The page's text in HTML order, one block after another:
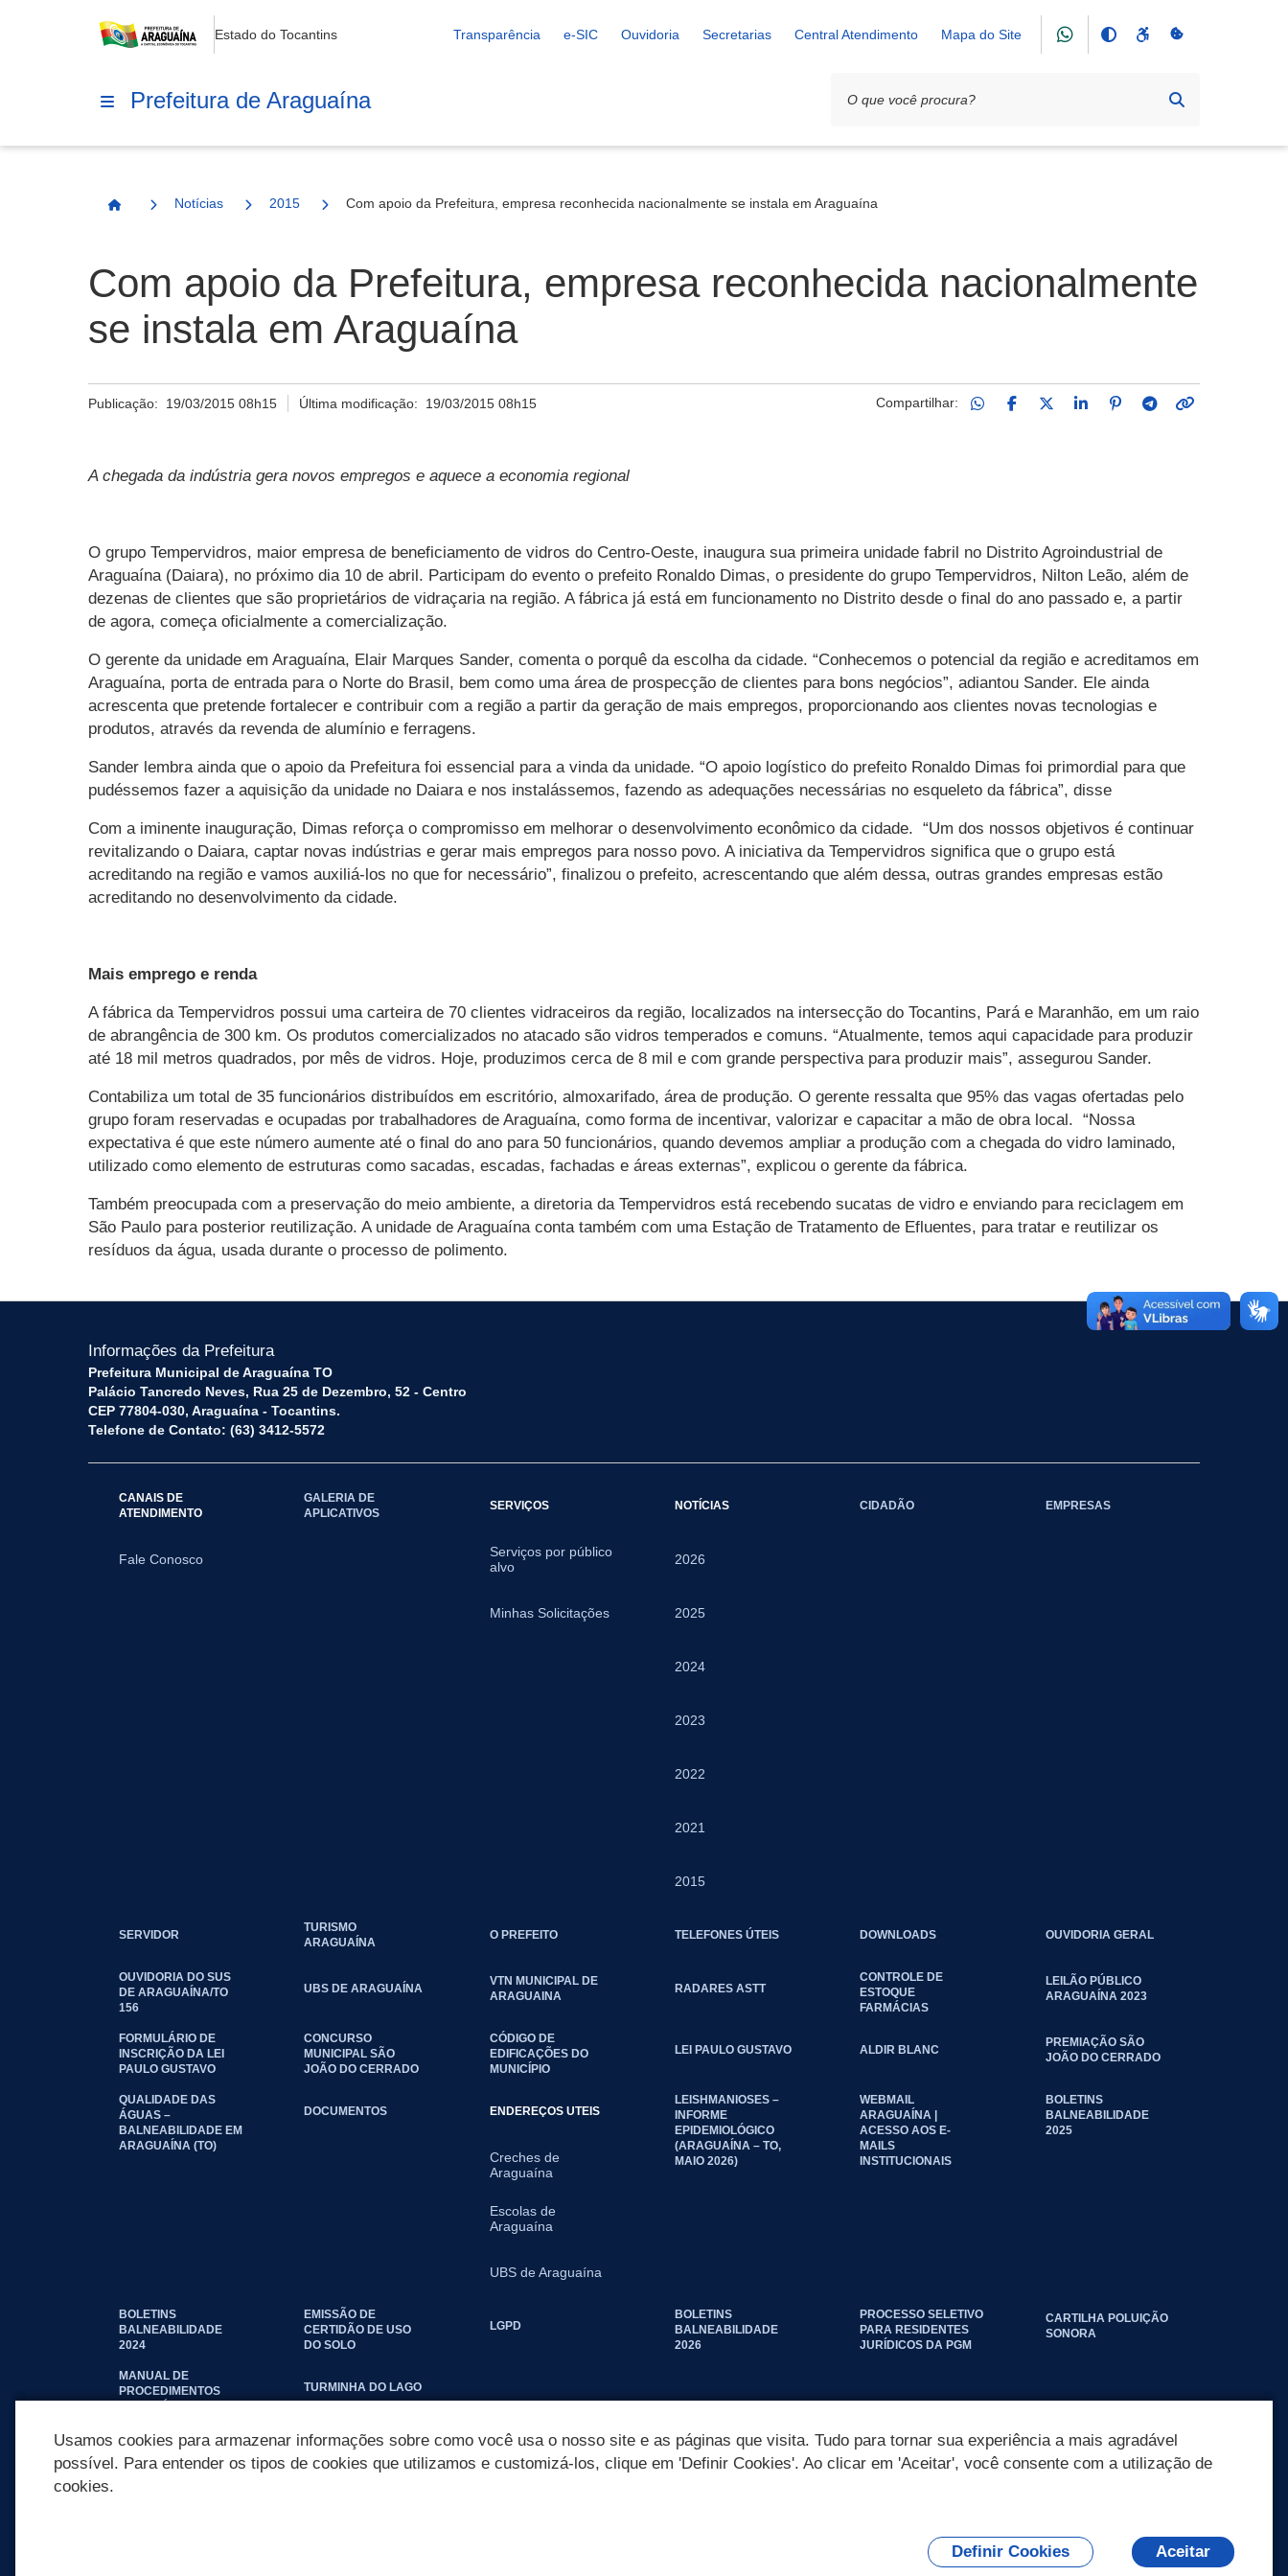
Estado do Tocantins Transparência e-SIC Ouvidoria Secretarias Central Atendimento Mapa do Site
Prefeitura de Araguaína
Página Inicial
Notícias 2015 Com apoio da Prefeitura, empresa reconhecida nacionalmente se instala em Araguaína
Com apoio da Prefeitura, empresa reconhecida nacionalmente
se instala em Araguaína
Publicação: 19/03/2015 08h15 Última modificação: 19/03/2015 08h15 Compartilhar:
A chegada da indústria gera novos empregos e aquece a economia regional
O grupo Tempervidros, maior empresa de beneficiamento de vidros do Centro-Oeste, inaugura sua primeira unidade fabril no Distrito Agroindustrial de
Araguaína (Daiara), no próximo dia 10 de abril. Participam do evento o prefeito Ronaldo Dimas, o presidente do grupo Tempervidros, Nilton Leão, além de
dezenas de clientes que são proprietários de vidraçaria na região. A fábrica já está em funcionamento no Distrito desde o final do ano passado e, a partir
de agora, começa oficialmente a comercialização.
O gerente da unidade em Araguaína, Elair Marques Sander, comenta o porquê da escolha da cidade. “Conhecemos o potencial da região e acreditamos em
Araguaína, porta de entrada para o Norte do Brasil, bem como uma área de prospecção de clientes para bons negócios”, adiantou Sander. Ele ainda
acrescenta que pretende fortalecer e contribuir com a região a partir da geração de mais empregos, proporcionando aos clientes novas tecnologias e
produtos, através da revenda de alumínio e ferragens.
Sander lembra ainda que o apoio da Prefeitura foi essencial para a vinda da unidade. “O apoio logístico do prefeito Ronaldo Dimas foi primordial para que
pudéssemos fazer a aquisição da unidade no Daiara e nos instalássemos, fazendo as adequações necessárias no esqueleto da fábrica”, disse
Com a iminente inauguração, Dimas reforça o compromisso em melhorar o desenvolvimento econômico da cidade. “Um dos nossos objetivos é continuar
revitalizando o Daiara, captar novas indústrias e gerar mais empregos para nosso povo. A iniciativa da Tempervidros significa que o grupo está
acreditando na região e vamos auxiliá-los no que for necessário”, finalizou o prefeito, acrescentando que além dessa, outras grandes empresas estão
acreditando no desenvolvimento da cidade.
Mais emprego e renda
A fábrica da Tempervidros possui uma carteira de 70 clientes vidraceiros da região, localizados na intersecção do Tocantins, Pará e Maranhão, em um raio
de abrangência de 300 km. Os produtos comercializados no atacado são vidros temperados e comuns. “Atualmente, temos aqui capacidade para produzir
até 18 mil metros quadrados, por mês de vidros. Hoje, produzimos cerca de 8 mil e com grande perspectiva para produzir mais”, assegurou Sander.
Contabiliza um total de 35 funcionários distribuídos em escritório, almoxarifado, área de produção. O gerente ressalta que 95% das vagas ofertadas pelo
grupo foram reservadas e ocupadas por trabalhadores de Araguaína, como forma de incentivar, valorizar e capacitar a mão de obra local. “Nossa
expectativa é que este número aumente até o final do ano para 50 funcionários, quando devemos ampliar a produção com a chegada do vidro laminado,
utilizado como elemento de estruturas como sacadas, escadas, fachadas e áreas externas”, explicou o gerente da fábrica.
Também preocupada com a preservação do meio ambiente, a diretoria da Tempervidros está recebendo sucatas de vidro e enviando para reciclagem em
São Paulo para posterior reutilização. A unidade de Araguaína conta também com uma Estação de Tratamento de Efluentes, para tratar e reutilizar os
resíduos da água, usada durante o processo de polimento.
Informações da Prefeitura
Prefeitura Municipal de Araguaína TO
Palácio Tancredo Neves, Rua 25 de Dezembro, 52 - Centro
CEP 77804-030, Araguaína - Tocantins.
Telefone de Contato: (63) 3412-5572
CANAIS DE
ATENDIMENTO
Fale Conosco
GALERIA DE
APLICATIVOS
SERVIÇOS
Serviços por público
alvo
Minhas Solicitações
NOTÍCIAS
2026
2025
2024
2023
2022
2021
2015
CIDADÃO EMPRESAS
SERVIDOR
TURISMO
ARAGUAÍNA
O PREFEITO TELEFONES ÚTEIS DOWNLOADS OUVIDORIA GERAL
OUVIDORIA DO SUS
DE ARAGUAÍNA/TO
156
UBS DE ARAGUAÍNA
VTN MUNICIPAL DE
ARAGUAINA
RADARES ASTT
CONTROLE DE
ESTOQUE
FARMÁCIAS
LEILÃO PÚBLICO
ARAGUAÍNA 2023
FORMULÁRIO DE
INSCRIÇÃO DA LEI
PAULO GUSTAVO
CONCURSO
MUNICIPAL SÃO
JOÃO DO CERRADO
CÓDIGO DE
EDIFICAÇÕES DO
MUNICÍPIO
LEI PAULO GUSTAVO ALDIR BLANC
PREMIAÇÃO SÃO
JOÃO DO CERRADO
QUALIDADE DAS
ÁGUAS –
BALNEABILIDADE EM
ARAGUAÍNA (TO)
DOCUMENTOS ENDEREÇOS UTEIS
Creches de
Araguaína
Escolas de
Araguaína
UBS de Araguaína
LEISHMANIOSES –
INFORME
EPIDEMIOLÓGICO
(ARAGUAÍNA – TO,
MAIO 2026)
WEBMAIL
ARAGUAÍNA |
ACESSO AOS E-
MAILS
INSTITUCIONAIS
BOLETINS
BALNEABILIDADE
2025
BOLETINS
BALNEABILIDADE
2024
EMISSÃO DE
CERTIDÃO DE USO
DO SOLO
LGPD
BOLETINS
BALNEABILIDADE
2026
PROCESSO SELETIVO
PARA RESIDENTES
JURÍDICOS DA PGM
CARTILHA POLUIÇÃO
SONORA
MANUAL DE
PROCEDIMENTOS
TURMINHA DO LAGO
Usamos cookies para armazenar informações sobre como você usa o nosso site e as páginas que visita. Tudo para tornar sua experiência a mais agradável
possível. Para entender os tipos de cookies que utilizamos e customizá-los, clique em 'Definir Cookies'. Ao clicar em 'Aceitar', você consente com a utilização de
cookies.
Definir Cookies Aceitar